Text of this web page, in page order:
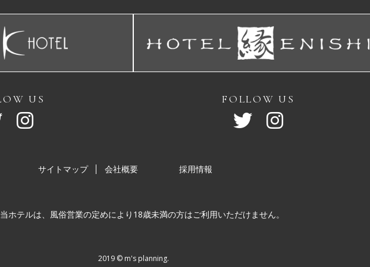
US FOLLOW US
サイトマップ 会社概要 採用情報
当ホテルは、風俗営業の定めにより18歳未満の方はご利用いただけません。
2019 ©︎ m's planning.